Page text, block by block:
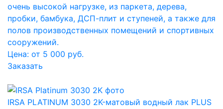
очень высокой нагрузке, из паркета, дерева,
пробки, бамбука, ДСП-плит и ступеней, а также для
полов производственных помещений и спортивных
сооружений.
Цена: от 5 000 руб.
Заказать
IRSA PLATINUM 3030 2K-матовый водный лак PLUS